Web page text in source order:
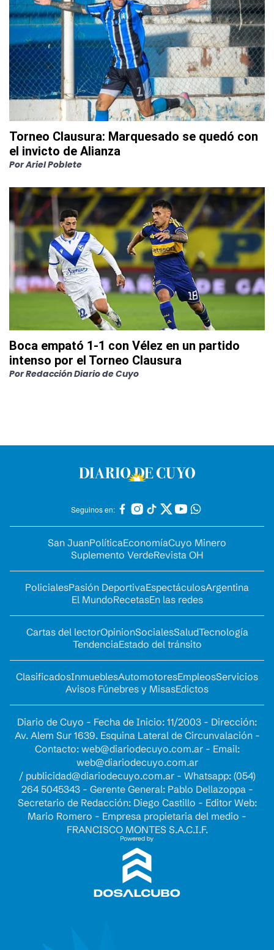
Torneo Clausura: Marquesado se quedó con
el invicto de Alianza
PorAriel Poblete
Boca empató 1-1 con Vélez en un partido
intenso por el Torneo Clausura
PorRedacción Diario de Cuyo
Seguinos en:
San JuanPolíticaEconomíaCuyo Minero
Suplemento VerdeRevista OH
PolicialesPasión DeportivaEspectáculosArgentina
El MundoRecetasEn las redes
Cartas del lectorOpinionSocialesSaludTecnología
TendenciaEstado del tránsito
ClasificadosInmueblesAutomotoresEmpleosServicios
Avisos Fúnebres y MisasEdictos
Diario de Cuyo - Fecha de Inicio: 11/2003 - Dirección:
Av. Alem Sur 1639. Esquina Lateral de Circunvalación -
Contacto: web@diariodecuyo.com.ar- Email:
web@diariodecuyo.com.ar
/ publicidad@diariodecuyo.com.ar- Whatsapp: (054)
264 5045343 - Gerente General: Pablo Dellazoppa -
Secretario de Redacción: Diego Castillo - Editor Web:
Mario Romero - Empresa propietaria del medio -
FRANCISCO MONTES S.A.C.I.F.